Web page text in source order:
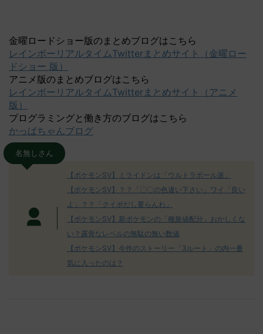
金曜ロードショー版のまとめブログはこちら
レインボーリアルタイムTwitterまとめサイト（金曜ロー
ドショー 版）
アニメ版のまとめブログはこちら
レインボーリアルタイムTwitterまとめサイト（アニメ
版）
プログラミングと働き方のブログはこちら
かっぱちゃんブログ
名無しさん
【ポケモンSV】ミライドンは「ウルトラボール派」
【ポケモンSV】？？「〇〇の色違い下さい」ワイ「良い
よ」？？「クイボだし要らんわ」
【ポケモンSV】新ポケモンの「種族値配分」おかしくな
い？露骨なレベルの無駄の無い数値
【ポケモンSV】今作のストーリー「3ルート」の内一番
気に入ったのは？